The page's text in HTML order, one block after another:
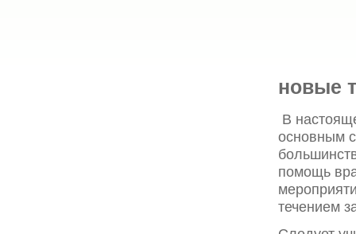
новые
В
основным
помощь
течением